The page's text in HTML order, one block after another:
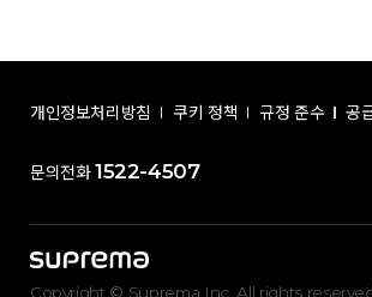
개인정보처리방침 쿠키 정책 규정 준수 공
문의전화 1522-4507
Copyright © Suprema Inc. All rights